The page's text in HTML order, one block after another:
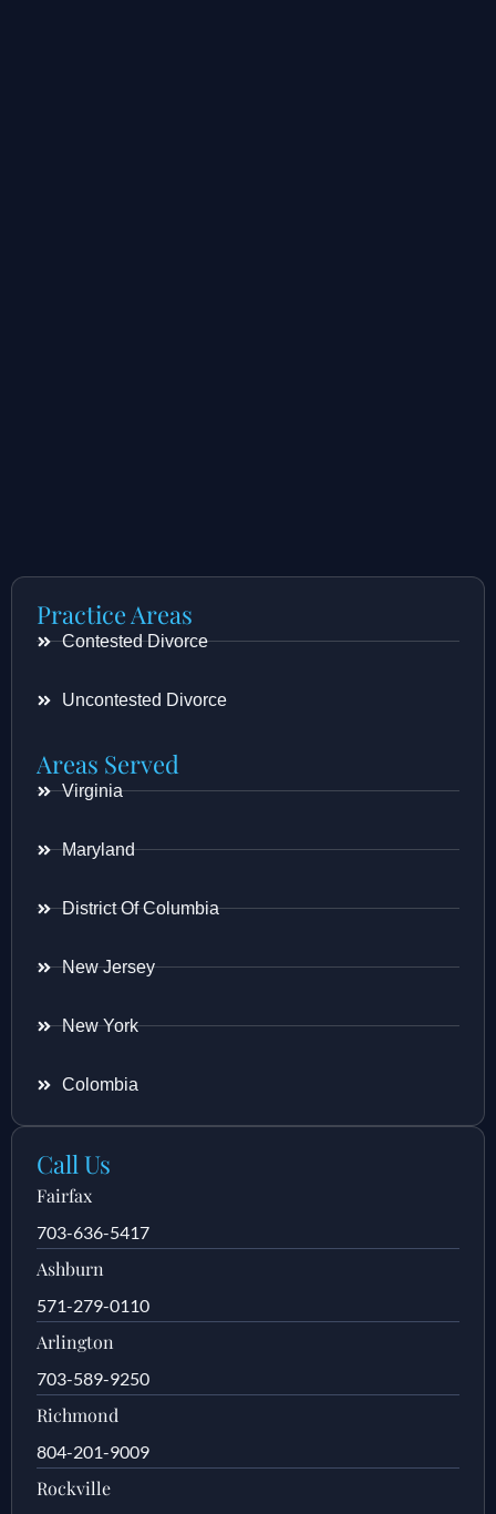
Practice Areas
Contested Divorce
Uncontested Divorce
Areas Served
Virginia
Maryland
District Of Columbia
New Jersey
New York
Colombia
Call Us
Fairfax
703-636-5417
Ashburn
571-279-0110
Arlington
703-589-9250
Richmond
804-201-9009
Rockville